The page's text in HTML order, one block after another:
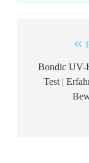
Bondic UV-
Test |